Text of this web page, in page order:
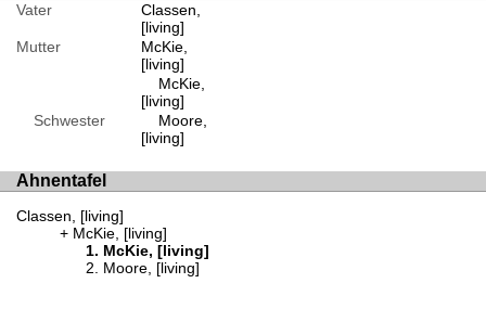
Vater
Classen,
[living]
Mutter
McKie,
[living]
McKie,
[living]
Schwester
Moore,
[living]
Ahnentafel
Classen, [living]
McKie, [living]
McKie, [living]
Moore, [living]